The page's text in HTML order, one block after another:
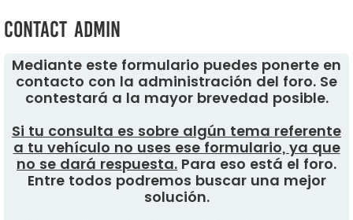
Contact Admin
Mediante este formulario puedes ponerte en
contacto con la administración del foro. Se
contestará a la mayor brevedad posible.
Si tu consulta es sobre algún tema referente
a tu vehículo no uses ese formulario, ya que
no se dará respuesta. Para eso está el foro.
Entre todos podremos buscar una mejor
solución.